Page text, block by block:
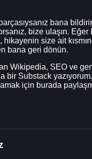
bana
bize ulaşın. Eğer
size ait
bana geri dönün.
Wikipedia, SEO ve
bir Substack
için burada